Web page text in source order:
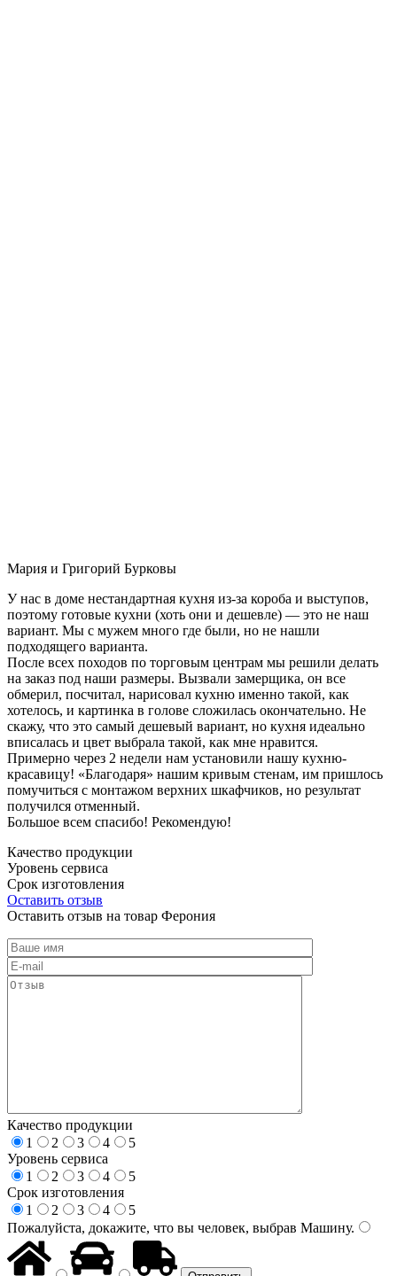
Мария и Григорий Бурковы
У нас в доме нестандартная кухня из-за короба и выступов,
поэтому готовые кухни (хоть они и дешевле) — это не наш
вариант. Мы с мужем много где были, но не нашли
подходящего варианта.
После всех походов по торговым центрам мы решили делать
на заказ под наши размеры. Вызвали замерщика, он все
обмерил, посчитал, нарисовал кухню именно такой, как
хотелось, и картинка в голове сложилась окончательно. Не
скажу, что это самый дешевый вариант, но кухня идеально
вписалась и цвет выбрала такой, как мне нравится.
Примерно через 2 недели нам установили нашу кухню-
красавицу! «Благодаря» нашим кривым стенам, им пришлось
помучиться с монтажом верхних шкафчиков, но результат
получился отменный.
Большое всем спасибо! Рекомендую!
Качество продукции
Уровень сервиса
Срок изготовления
Оставить отзыв
Оставить отзыв на товар Ферония
Качество продукции
1
2 3 4
5
Уровень сервиса
1
2 3 4
5
Срок изготовления
1
2 3 4
5
Пожалуйста, докажите, что вы человек, выбрав Машину.